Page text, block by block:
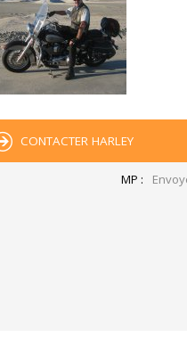
CONTACTER HARLEY
MP :